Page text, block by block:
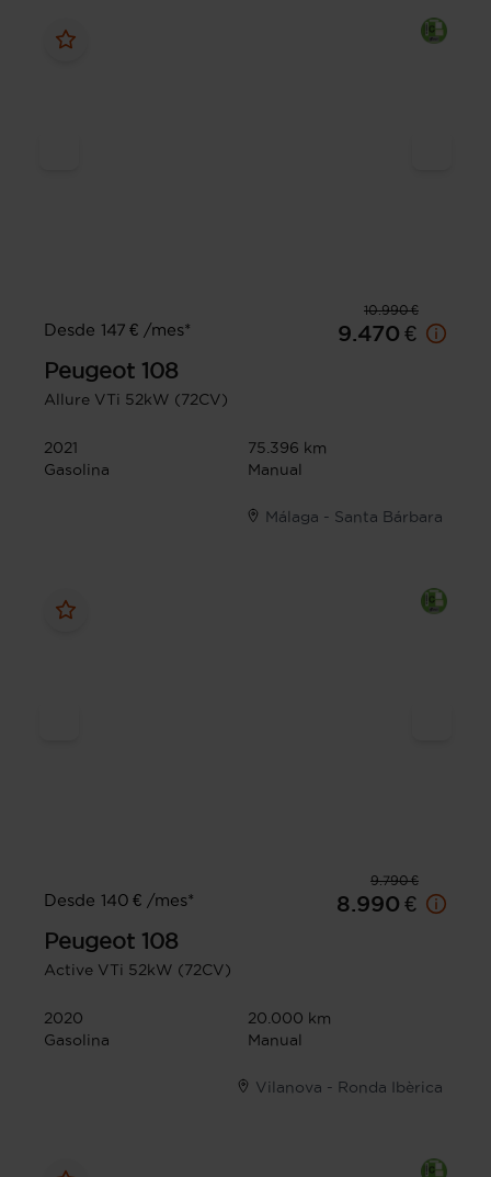
10.990 €
Desde 147 € /mes*
9.470 €
Peugeot 108
Allure VTi 52kW (72CV)
2021
75.396 km
Gasolina
Manual
Málaga - Santa Bárbara
9.790 €
Desde 140 € /mes*
8.990 €
Peugeot 108
Active VTi 52kW (72CV)
2020
20.000 km
Gasolina
Manual
Vilanova - Ronda Ibèrica